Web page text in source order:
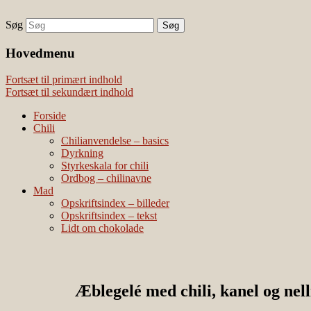
Наши партнеры
лучшие займы
Vivis chili
chili – dyrkning og mad
Søg
Hovedmenu
Fortsæt til primært indhold
Fortsæt til sekundært indhold
Forside
Chili
Chilianvendelse – basics
Dyrkning
Styrkeskala for chili
Ordbog – chilinavne
Mad
Opskriftsindex – billeder
Opskriftsindex – tekst
Lidt om chokolade
Æblegelé med chili, kanel og